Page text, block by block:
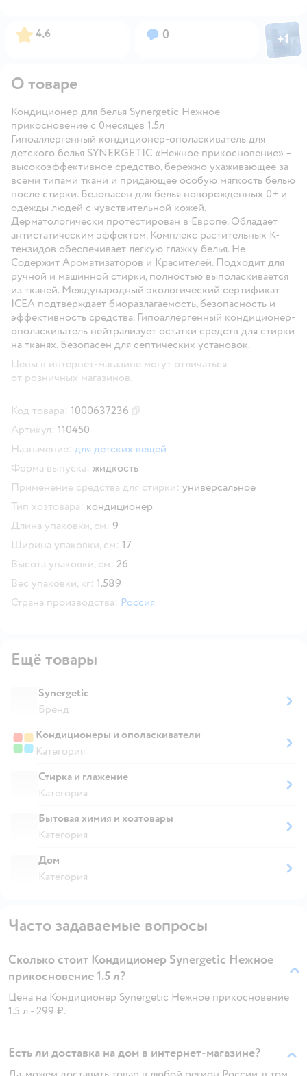
Рейтинг:
4,6 Вопросов:
0 Фото
+1
О товаре
Кондиционер для белья Synergetic Нежное
прикосновение с 0месяцев 1.5л
Гипоаллергенный кондиционер-ополаскиватель для
детского белья SYNERGETIC «Нежное прикосновение» –
высокоэффективное средство, бережно ухаживающее за
всеми типами ткани и придающее особую мягкость белью
после стирки. Безопасен для белья новорожденных 0+ и
одежды людей с чувствительной кожей.
Дерматологически протестирован в Европе. Обладает
антистатическим эффектом. Комплекс растительных К-
тензидов обеспечивает легкую глажку белья. Не
Содержит Ароматизаторов и Красителей. Подходит для
ручной и машинной стирки, полностью выполаскивается
из тканей. Международный экологический сертификат
ICEA подтверждает биоразлагаемость, безопасность и
эффективность средства. Гипоаллергенный кондиционер-
ополаскиватель нейтрализует остатки средств для стирки
на тканях. Безопасен для септических установок.
Цены в интернет-магазине могут отличаться
от розничных магазинов.
Код товара: 1000637236
Артикул: 110450
Назначение: для детских вещей
Форма выпуска: жидкость
Применение средства для стирки: универсальное
Тип хозтовара: кондиционер
Длина упаковки, см: 9
Ширина упаковки, см: 17
Высота упаковки, см: 26
Вес упаковки, кг: 1.589
Страна производства: Россия
Ещё товары
Synergetic
Бренд
Кондиционеры и ополаскиватели
Категория
Стирка и глажение
Категория
Бытовая химия и хозтовары
Категория
Дом
Категория
Часто задаваемые вопросы
Сколько стоит Кондиционер Synergetic Нежное
прикосновение 1.5 л?
Цена на Кондиционер Synergetic Нежное прикосновение
1.5 л - 299 ₽.
Есть ли доставка на дом в интернет-магазине?